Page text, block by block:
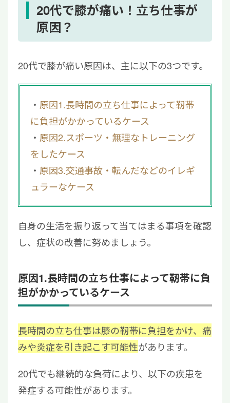
2.3ストレッチや運動療法
2.4体重管理
は再生医療も選択肢の一つ
4立ち仕事で膝が痛む方からよくある質問
4.1膝が痛い場合はすぐに病院にいった方
が良い？
4.2
膝の痛みに有効なストレッチは？
4.320代で片足の膝が痛む場合は、どのよ
うな原因が考えられる？
立ち仕事による膝の痛みは再生医療を検討し
よう
20代で膝が痛い！立ち仕事が
原因？
20代で膝が痛い原因は、主に以下の3つです。
原因1.長時間の立ち仕事によって靭帯
に負担がかかっているケース
原因2.スポーツ・無理なトレーニング
をしたケース
原因3.交通事故・転んだなどのイレギ
ュラーなケース
自身の生活を振り返って当てはまる事項を確認
し、症状の改善に努めましょう。
原因1.長時間の立ち仕事によって靭帯に負
担がかかっているケース
長時間の立ち仕事は膝の靭帯に負担をかけ、痛
みや炎症を引き起こす可能性があります。
20代でも継続的な負荷により、以下の疾患を
発症する可能性があります。